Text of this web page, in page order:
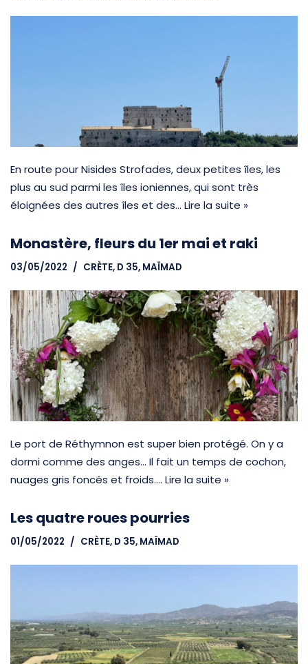
En route pour Nisides Strofades, deux petites îles, les
plus au sud parmi les îles ioniennes, qui sont très
éloignées des autres îles et des… Lire la suite »
Monastère, fleurs du 1er mai et raki
03/05/2022 CRÈTE, D 35, MAÏMAD
Le port de Réthymnon est super bien protégé. On y a
dormi comme des anges… Il fait un temps de cochon,
nuages gris foncés et froids.… Lire la suite »
Les quatre roues pourries
01/05/2022 CRÈTE, D 35, MAÏMAD